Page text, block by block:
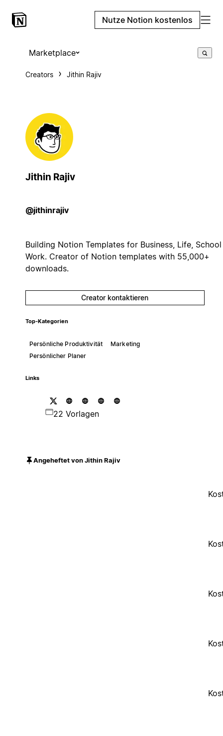
Nutze Notion kostenlos
Marketplace
Creators Jithin Rajiv
Jithin Rajiv
@jithinrajiv
Building Notion Templates for Business, Life, School
Work. Creator of Notion templates with 55,000+
downloads.
Creator kontaktieren
Top-Kategorien
Persönliche Produktivität
Marketing
Persönlicher Planer
Links
22 Vorlagen
Angeheftet von Jithin Rajiv